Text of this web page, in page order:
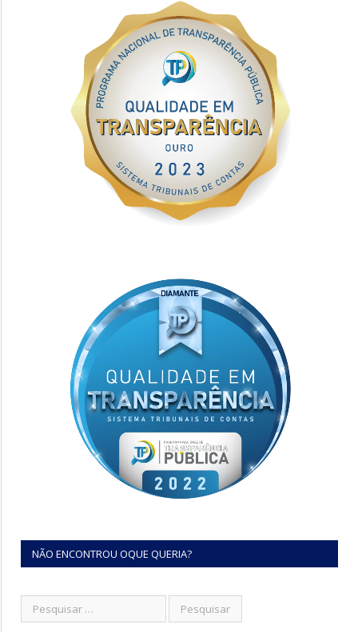
NÃO ENCONTROU OQUE QUERIA?